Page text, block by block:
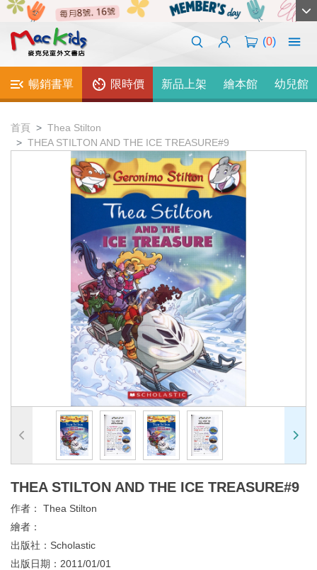
(0)
暢銷書單 限時價 新品上架 繪本館 幼兒館
首頁
Thea Stilton
THEA STILTON AND THE ICE TREASURE#9
THEA STILTON AND THE ICE TREASURE#9
作者： Thea Stilton
繪者：
出版社： Scholastic
出版日期： 2011/01/01